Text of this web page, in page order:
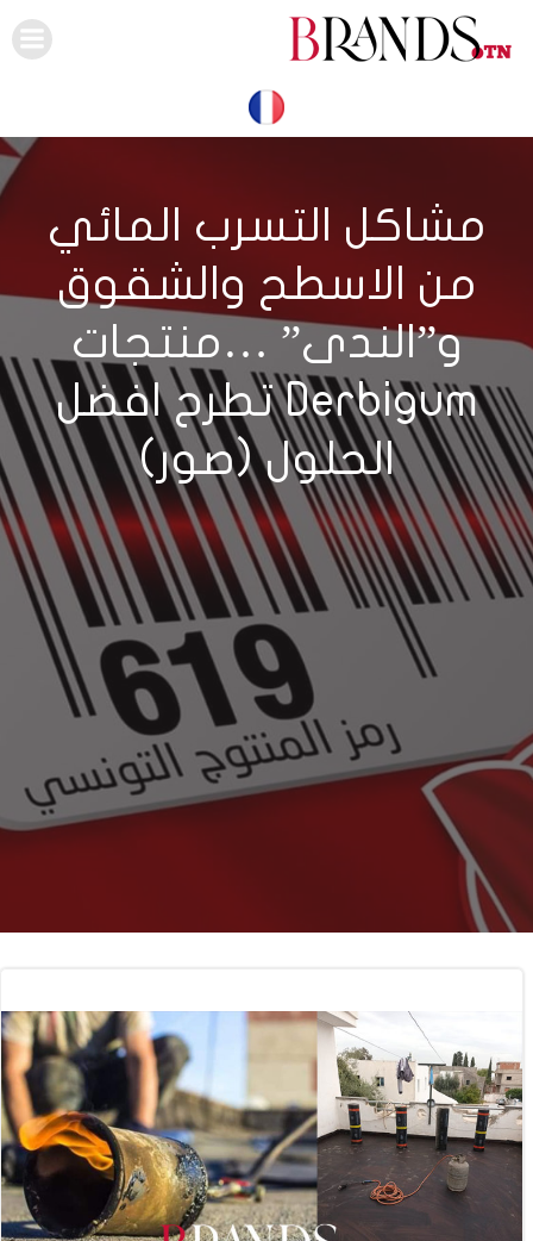
مشاكل التسرب المائي
من الاسطح والشقوق
و”الندى” …منتجات
Derbigum تطرح افضل
الحلول (صور)